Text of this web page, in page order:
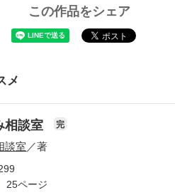
この作品をシェア
メ
相談室 完
談室 ／著
25ページ